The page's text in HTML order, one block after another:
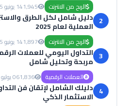
الربح من الانترنت 1,94514 يونيو 2025
2 دليل شامل لكل الطرق
العملية لعام 2025
الربح من الانترنت 1,89714 يونيو 2025
3 التداول اليومي للعملات
مربحة وتحليل شامل
العملات الرقمية 1,83606 يوليو 2025
4 دليلك الشامل لإتقان فن
الاستثمار الذكي